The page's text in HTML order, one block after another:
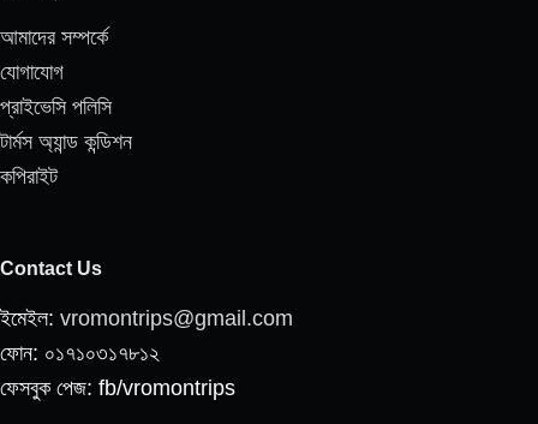
আমাদের সম্পর্কে
যোগাযোগ
প্রাইভেসি পলিসি
টার্মস অ্যান্ড কন্ডিশন
কপিরাইট
Contact Us
ইমেইল: vromontrips@gmail.com
ফোন: ০১৭১০৩১৭৮১২
ফেসবুক পেজ: fb/vromontrips